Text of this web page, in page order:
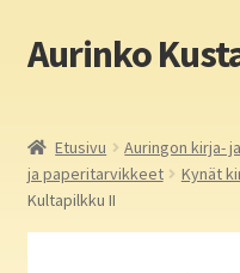
Siirry
navigointiin
Siirry
sisältöön
Aurinko
Yritys
Etusivu Auringon kirja-
ja paperitarvikkeet
Kynät
Kultapilkku II